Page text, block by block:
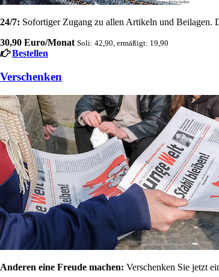
24/7: Sofortiger Zugang zu allen Artikeln und Beilagen.
30,90 Euro/Monat Soli: 42,90, ermäßigt: 19,90
Bestellen
Verschenken
Anderen eine Freude machen: Verschenken Sie jetzt